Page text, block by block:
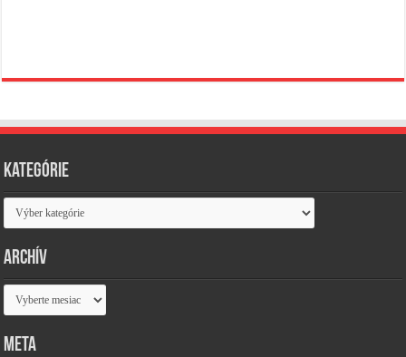
Kategórie
Kategórie
Archív
Archív
Meta